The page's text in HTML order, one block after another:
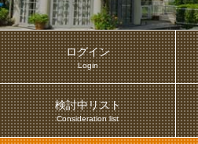
ログイン
Login
検討中リスト
Consideration list